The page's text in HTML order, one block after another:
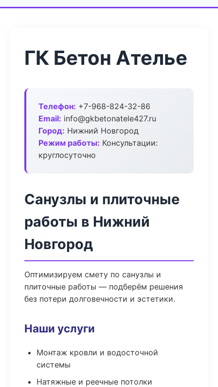
ГК Бетон Ателье
Телефон: +7-968-824-32-86
Email: info@gkbetonatele427.ru
Город: Нижний Новгород
Режим работы: Консультации:
круглосуточно
Санузлы и плиточные
работы в Нижний
Новгород
Оптимизируем смету по санузлы и
плиточные работы — подберём решения
без потери долговечности и эстетики.
Наши услуги
Монтаж кровли и водосточной
системы
Натяжные и реечные потолки